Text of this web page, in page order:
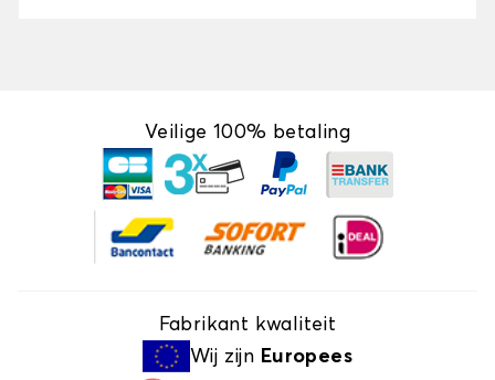
Veilige 100% betaling
Fabrikant kwaliteit
Wij zijn Europees